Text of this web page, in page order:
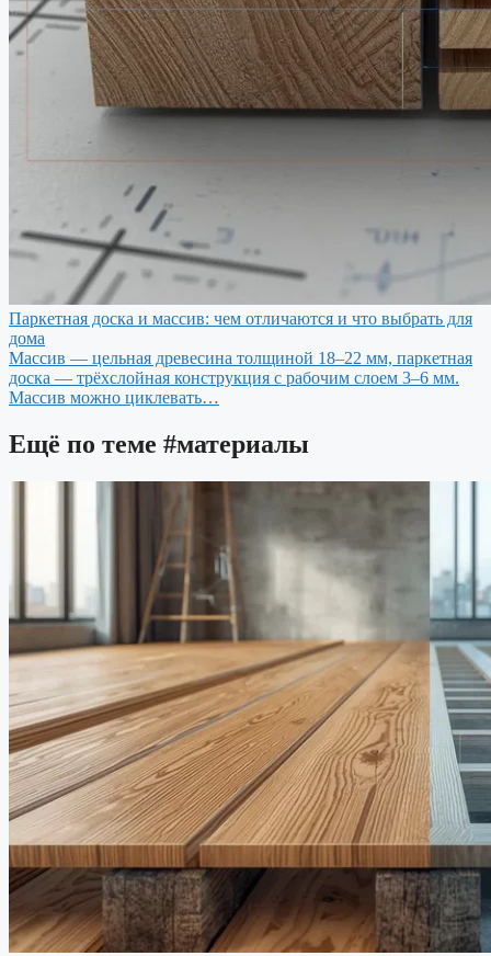
Паркетная доска и массив: чем отличаются и что выбрать для
дома
Массив — цельная древесина толщиной 18–22 мм, паркетная
доска — трёхслойная конструкция с рабочим слоем 3–6 мм.
Массив можно циклевать…
Ещё по теме #материалы